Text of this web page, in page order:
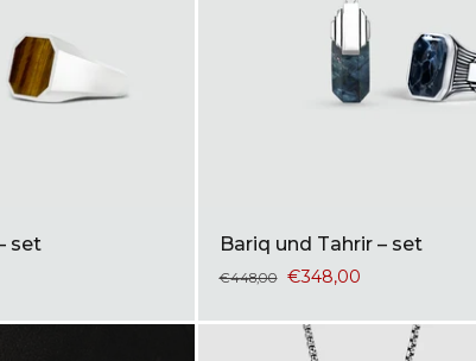
set Bariq und Tahrir – set
€448,00 €348,00